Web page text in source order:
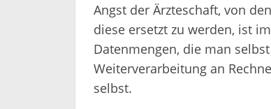
Angst der Ärzteschaft, von
diese ersetzt zu werden, ist
Datenmengen, die man
Weiterverarbeitung an
selbst.